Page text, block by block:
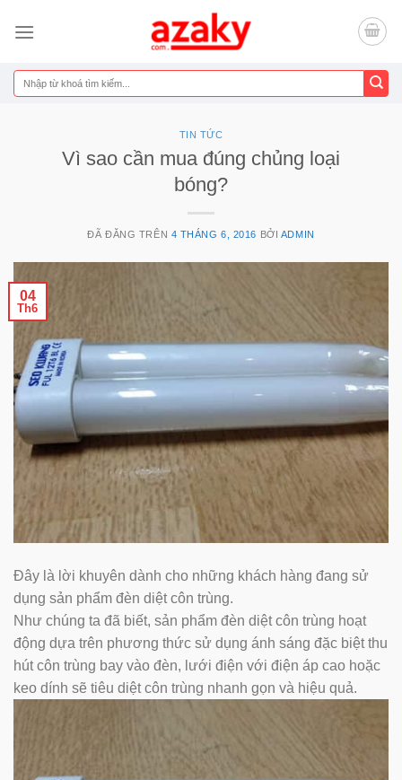
đến
dung
Tìm
kiếm:
TIN TỨC
Vì sao cần mua đúng chủng loại
bóng?
ĐÃ ĐĂNG TRÊN 4 THÁNG 6, 2016 BỞI ADMIN
04
Th6
Đây là lời khuyên dành cho những khách hàng đang sử
dụng sản phẩm đèn diệt côn trùng.
Như chúng ta đã biết, sản phẩm đèn diệt côn trùng hoạt
động dựa trên phương thức sử dụng ánh sáng đặc biệt thu
hút côn trùng bay vào đèn, lưới điện với điện áp cao hoặc
keo dính sẽ tiêu diệt côn trùng nhanh gọn và hiệu quả.